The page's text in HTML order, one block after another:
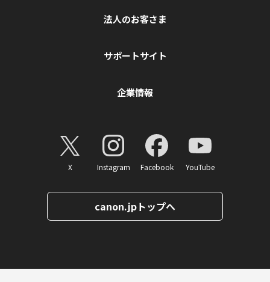
法人のお客さま
サポートサイト
企業情報
X Instagram Facebook YouTube
canon.jpトップへ